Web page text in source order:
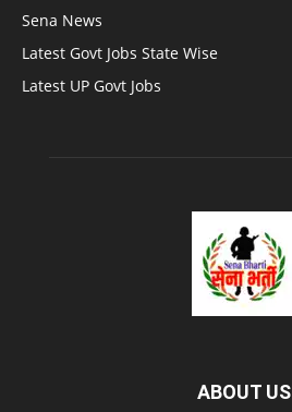
Sena News
Latest Govt Jobs State Wise
Latest UP Govt Jobs
ABOUT US